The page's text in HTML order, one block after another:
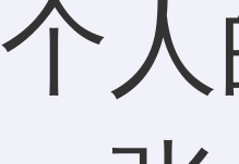
个